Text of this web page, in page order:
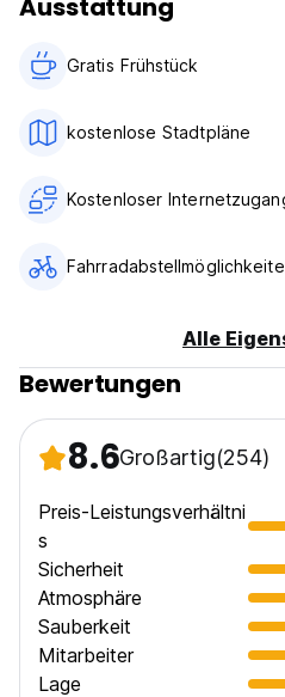
Ausstattung
Gratis Frühstück
kostenlose Stadtpläne
Kostenloser
Alle
Bewertungen
8.6Großartig(254)
Preis-Leistungsverhältni
s
Sicherheit
Atmosphäre
Sauberkeit
Mitarbeiter
Lage